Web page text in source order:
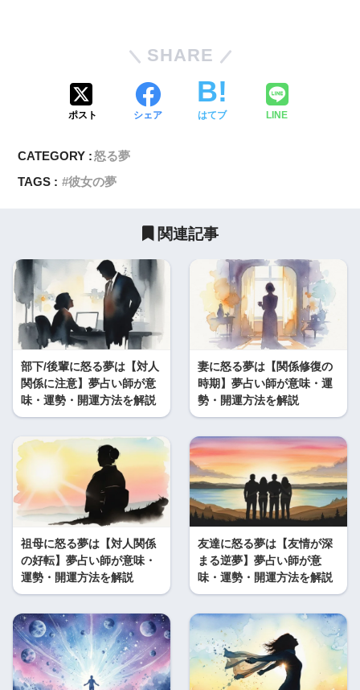
SHARE
ポスト シェア はてブ LINE
CATEGORY :怒る夢
TAGS :
彼女の夢
関連記事
部下/後輩に怒る夢は【対人
関係に注意】夢占い師が意
味・運勢・開運方法を解説
妻に怒る夢は【関係修復の
時期】夢占い師が意味・運
勢・開運方法を解説
祖母に怒る夢は【対人関係
の好転】夢占い師が意味・
運勢・開運方法を解説
友達に怒る夢は【友情が深
まる逆夢】夢占い師が意
味・運勢・開運方法を解説